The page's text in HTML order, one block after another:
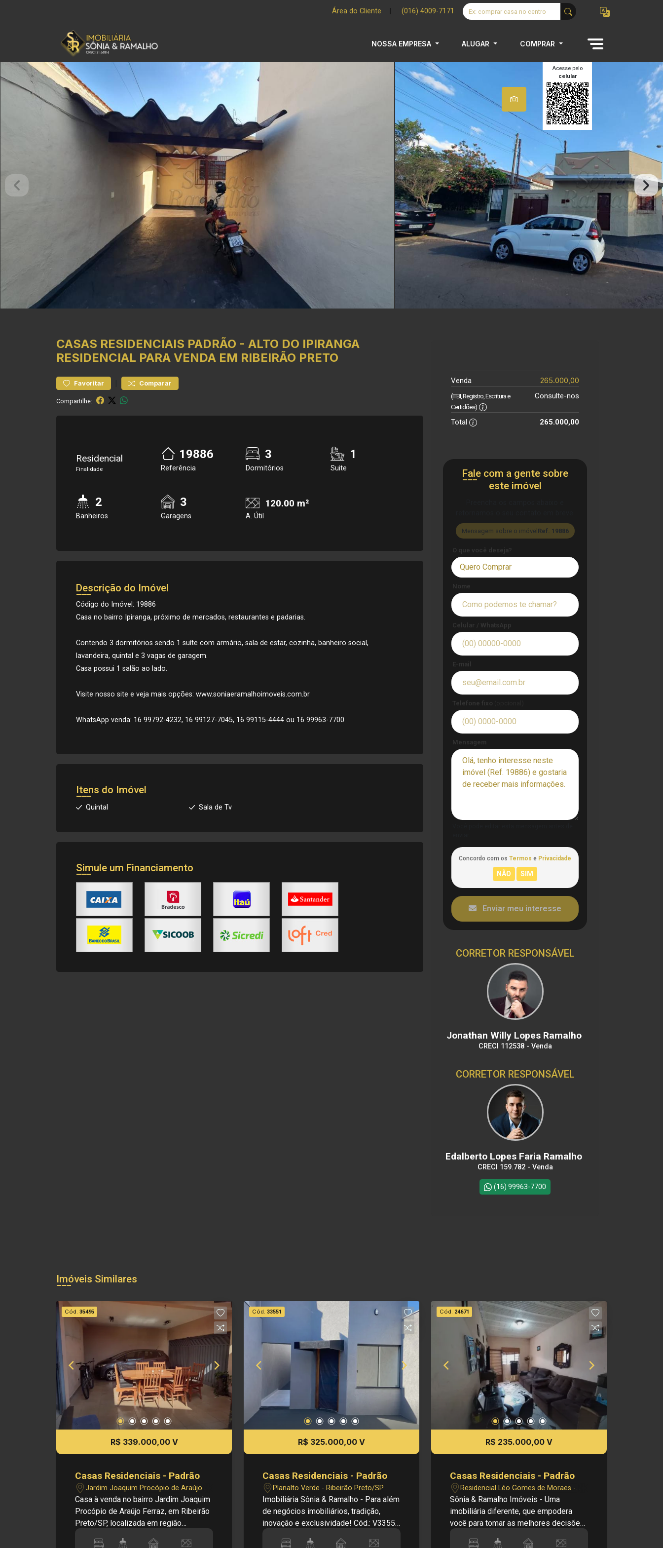
Área do Cliente (016) 4009-7171
NOSSA EMPRESA ALUGAR COMPRAR
Acesse pelo
celular
CASAS RESIDENCIAIS PADRÃO - ALTO DO IPIRANGA
RESIDENCIAL PARA VENDA EM RIBEIRÃO PRETO
Favoritar Comparar
Compartilhe:
Residencial
Finalidade
19886
Referência
3
Dormitórios
1
Suite
2
Banheiros
3
Garagens
120.00 m²
A. Útil
Descrição do Imóvel
Código do Imóvel: 19886
Casa no bairro Ipiranga, próximo de mercados, restaurantes e padarias.
Contendo 3 dormitórios sendo 1 suíte com armário, sala de estar, cozinha, banheiro social,
lavandeira, quintal e 3 vagas de garagem.
Casa possui 1 salão ao lado.
Visite nosso site e veja mais opções: www.soniaeramalhoimoveis.com.br
WhatsApp venda: 16 99792-4232, 16 99127-7045, 16 99115-4444 ou 16 99963-7700
Itens do Imóvel
Quintal Sala de Tv
Simule um Financiamento
Venda 265.000,00
(ITBI, Registro, Escritura e
Certidões)
Consulte-nos
Total 265.000,00
Fale com a gente sobre
este imóvel
Mensagem sobre o imóvel Ref. 19886
O que você deseja?
Quero Comprar
Nome
Celular / WhatsApp
E-mail
Telefone fixo
Mensagem
Concordo com os Termos e Privacidade
Enviar meu interesse
CORRETOR RESPONSÁVEL
Jonathan Willy Lopes Ramalho
CRECI 112538 - Venda
CORRETOR RESPONSÁVEL
Edalberto Lopes Faria Ramalho
CRECI 159.782 - Venda
(16) 99963-7700
Imóveis Similares
Cód. 35495
R$ 339.000,00 V
Casas Residenciais - Padrão
Jardim Joaquim Procópio de Araújo
Ferraz - Ribeirão Preto/SP
Casa à venda no bairro Jardim Joaquim
Procópio de Araújo Ferraz, em Ribeirão
Preto/SP, localizada em região
Cód. 33551
R$ 325.000,00 V
Casas Residenciais - Padrão
Planalto Verde - Ribeirão Preto/SP
Imobiliária Sônia & Ramalho - Para além
de negócios imobiliários, tradição,
inovação e exclusividade! Cód.: V33551
Cód. 24671
R$ 235.000,00 V
Casas Residenciais - Padrão
Residencial Léo Gomes de Moraes -
Ribeirão Preto/SP
Sônia & Ramalho Imóveis - Uma
imobiliária diferente, que empodera
você para tomar as melhores decisões.